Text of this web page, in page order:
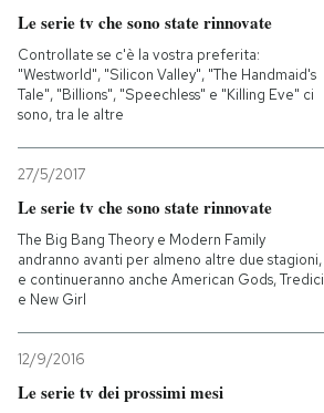
Entra
Le serie tv che sono state rinnovate
Controllate se c'è la vostra preferita:
"Westworld", "Silicon Valley", "The Handmaid's
Tale", "Billions", "Speechless" e "Killing Eve" ci
sono, tra le altre
27/5/2017
Le serie tv che sono state rinnovate
The Big Bang Theory e Modern Family
andranno avanti per almeno altre due stagioni,
e continueranno anche American Gods, Tredici
e New Girl
12/9/2016
Le serie tv dei prossimi mesi